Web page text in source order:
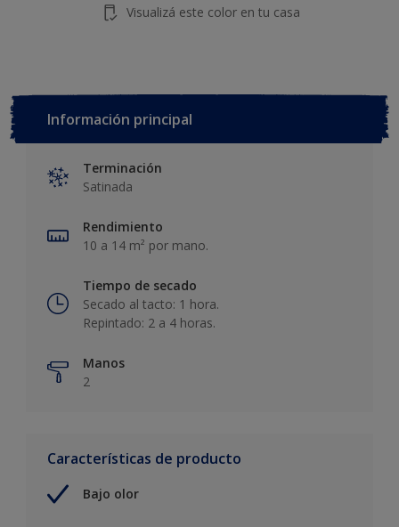
Visualizá este color en tu casa
Información principal
Terminación
Satinada
Rendimiento
10 a 14 m² por mano.
Tiempo de secado
Secado al tacto: 1 hora.
Repintado: 2 a 4 horas.
Manos
2
Características de producto
Bajo olor